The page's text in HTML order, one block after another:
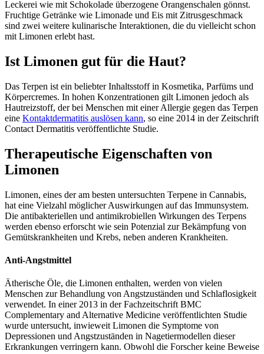
Leckerei wie mit Schokolade überzogene Orangenschalen gönnst.
Fruchtige Getränke wie Limonade und Eis mit Zitrusgeschmack
sind zwei weitere kulinarische Interaktionen, die du vielleicht schon
mit Limonen erlebt hast.
Ist Limonen gut für die Haut?
Das Terpen ist ein beliebter Inhaltsstoff in Kosmetika, Parfüms und
Körpercremes. In hohen Konzentrationen gilt Limonen jedoch als
Hautreizstoff, der bei Menschen mit einer Allergie gegen das Terpen
eine Kontaktdermatitis auslösen kann, so eine 2014 in der Zeitschrift
Contact Dermatitis veröffentlichte Studie.
Therapeutische Eigenschaften von
Limonen
Limonen, eines der am besten untersuchten Terpene in Cannabis,
hat eine Vielzahl möglicher Auswirkungen auf das Immunsystem.
Die antibakteriellen und antimikrobiellen Wirkungen des Terpens
werden ebenso erforscht wie sein Potenzial zur Bekämpfung von
Gemütskrankheiten und Krebs, neben anderen Krankheiten.
Anti-Angstmittel
Ätherische Öle, die Limonen enthalten, werden von vielen
Menschen zur Behandlung von Angstzuständen und Schlaflosigkeit
verwendet. In einer 2013 in der Fachzeitschrift BMC
Complementary and Alternative Medicine veröffentlichten Studie
wurde untersucht, inwieweit Limonen die Symptome von
Depressionen und Angstzuständen in Nagetiermodellen dieser
Erkrankungen verringern kann. Obwohl die Forscher keine Beweise